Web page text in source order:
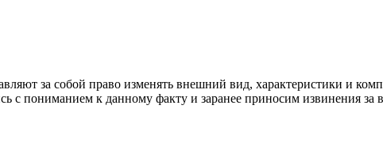
за собой право изменять внешний вид, характеристики и
с пониманием к данному факту и заранее приносим извинения